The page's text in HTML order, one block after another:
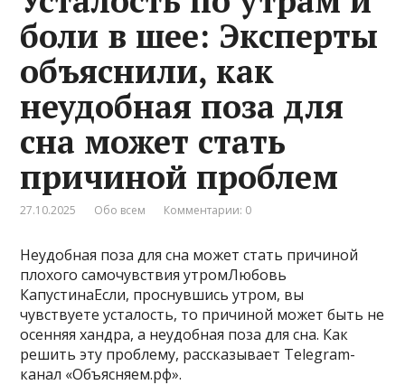
боли в шее: Эксперты
объяснили, как
неудобная поза для
сна может стать
причиной проблем
27.10.2025 Обо всем Комментарии: 0
Неудобная поза для сна может стать причиной
плохого самочувствия утромЛюбовь
КапустинаЕсли, проснувшись утром, вы
чувствуете усталость, то причиной может быть не
осенняя хандра, а неудобная поза для сна. Как
решить эту проблему, рассказывает Telegram-
канал «Объясняем.рф».